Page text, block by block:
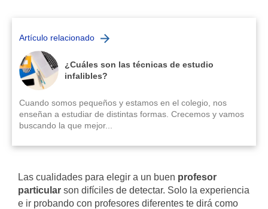
Artículo relacionado
¿Cuáles son las técnicas de estudio
infalibles?
Cuando somos pequeños y estamos en el colegio, nos
enseñan a estudiar de distintas formas. Crecemos y vamos
buscando la que mejor...
Las cualidades para elegir a un buen profesor
particular son difíciles de detectar. Solo la experiencia
e ir probando con profesores diferentes te dirá como